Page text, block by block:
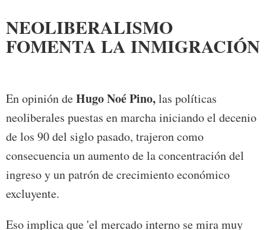
NEOLIBERALISMO
FOMENTA LA INMIGRACIÓN
En opinión deHugo Noé Pino,las políticas
neoliberales puestas en marcha iniciando el decenio
de los 90 del siglo pasado, trajeron como
consecuencia un aumento de la concentración del
ingreso y un patrón de crecimiento económico
excluyente.
Eso implica que 'el mercado interno se mira muy